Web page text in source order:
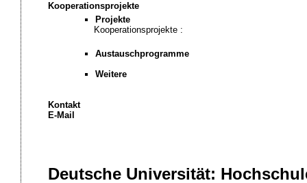
Kooperationsprojekte
Projekte
Kooperationsprojekte :
Austauschprogramme
Weitere
Kontakt
E-Mail
Deutsche Universität: